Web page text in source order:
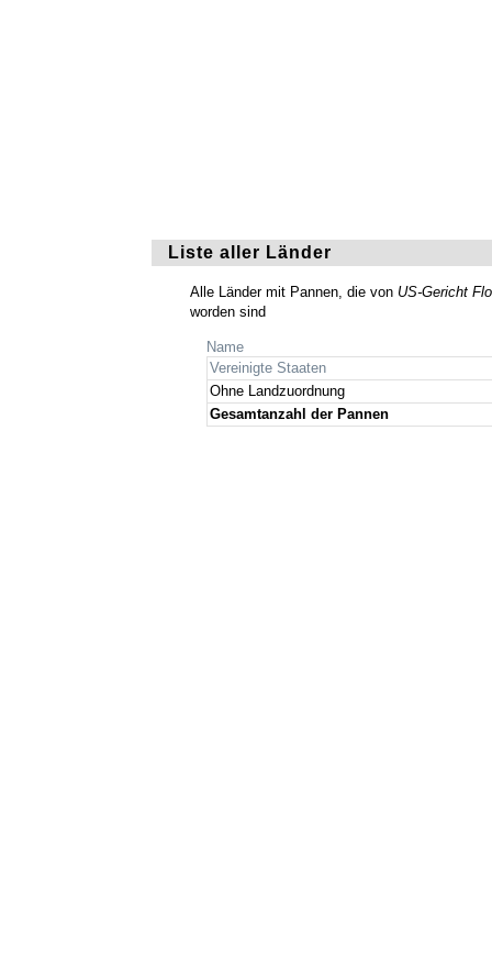
Liste aller Länder
Alle Länder mit Pannen, die von US-Gericht
worden sind
Name
Vereinigte Staaten
Ohne Landzuordnung
Gesamtanzahl der Pannen